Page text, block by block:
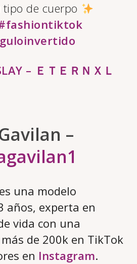
de cuerpo
– ＥＴＥＲＮＸＬ
–
es una modelo
años, experta en
vida con una
de 200k en TikTok
en Instagram.